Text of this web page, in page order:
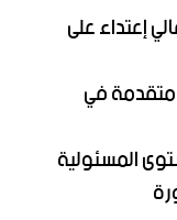
إعتداء على
متقدمة في
المسئولية